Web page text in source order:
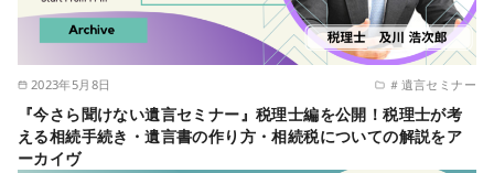
2023年5月8日 ＃遺言セミナー
『今さら聞けない遺言セミナー』税理士編を公開！税理士が考
える相続手続き・遺言書の作り方・相続税についての解説をア
ーカイヴ